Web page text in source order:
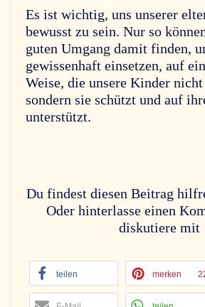
Es ist wichtig, uns unserer
bewusst zu sein. Nur so
guten Umgang damit finden,
gewissenhaft einsetzen, auf
Weise, die unsere Kinder
sondern sie schützt und auf
unterstützt.
Du findest diesen Beitrag
Oder hinterlasse einen
diskutiere mit
teilen merken